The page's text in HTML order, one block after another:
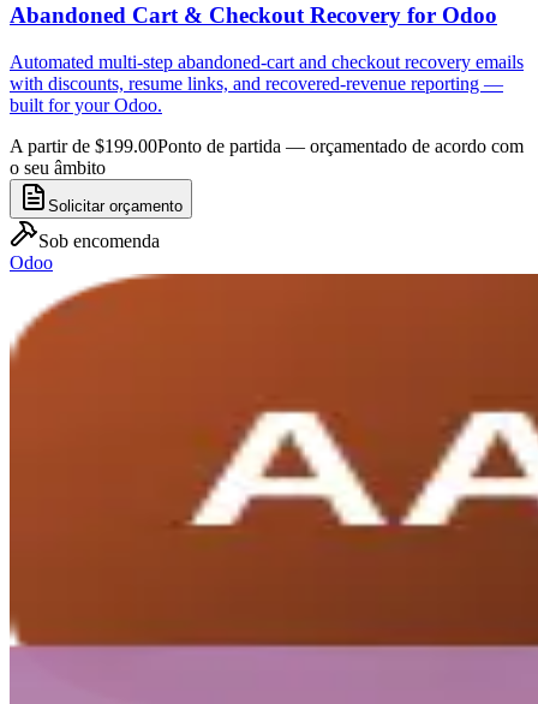
Abandoned Cart & Checkout Recovery for Odoo
Automated multi-step abandoned-cart and checkout recovery emails
with discounts, resume links, and recovered-revenue reporting —
built for your Odoo.
A partir de $199.00Ponto de partida — orçamentado de acordo com
o seu âmbito
Solicitar orçamento
Sob encomenda
Odoo